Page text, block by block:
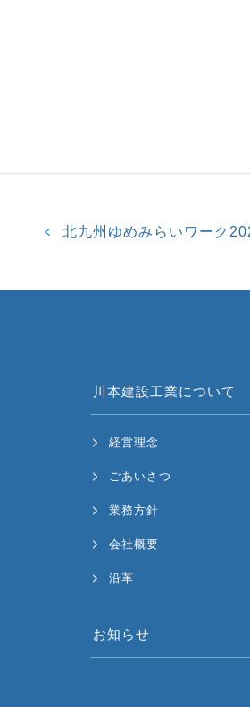
北九州ゆめみらいワーク
川本建設工業について
経営理念
ごあいさつ
業務方針
会社概要
沿革
お知らせ